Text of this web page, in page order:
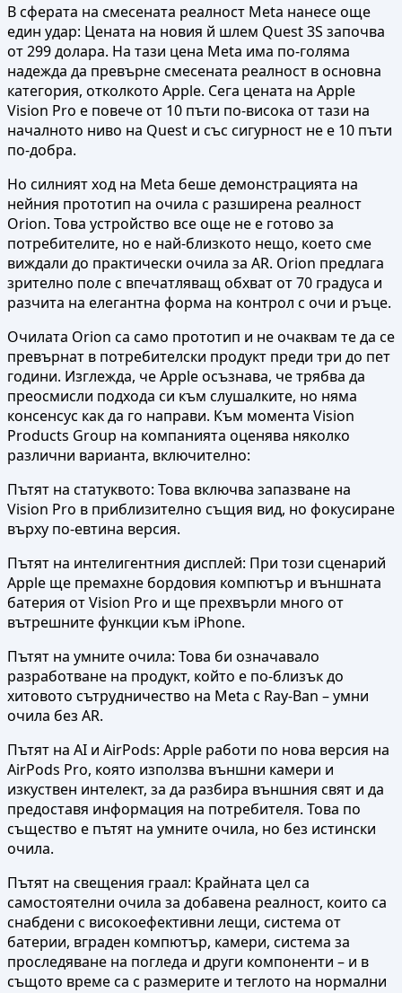
В сферата на смесената реалност Meta нанесе още
един удар: Цената на новия й шлем Quest 3S започва
от 299 долара. На тази цена Meta има по-голяма
надежда да превърне смесената реалност в основна
категория, отколкото Apple. Сега цената на Apple
Vision Pro е повече от 10 пъти по-висока от тази на
началното ниво на Quest и със сигурност не е 10 пъти
по-добра.
Но силният ход на Meta беше демонстрацията на
нейния прототип на очила с разширена реалност
Orion. Това устройство все още не е готово за
потребителите, но е най-близкото нещо, което сме
виждали до практически очила за AR. Orion предлага
зрително поле с впечатляващ обхват от 70 градуса и
разчита на елегантна форма на контрол с очи и ръце.
Очилата Orion са само прототип и не очаквам те да се
превърнат в потребителски продукт преди три до пет
години. Изглежда, че Apple осъзнава, че трябва да
преосмисли подхода си към слушалките, но няма
консенсус как да го направи. Към момента Vision
Products Group на компанията оценява няколко
различни варианта, включително:
Пътят на статуквото: Това включва запазване на
Vision Pro в приблизително същия вид, но фокусиране
върху по-евтина версия.
Пътят на интелигентния дисплей: При този сценарий
Apple ще премахне бордовия компютър и външната
батерия от Vision Pro и ще прехвърли много от
вътрешните функции към iPhone.
Пътят на умните очила: Това би означавало
разработване на продукт, който е по-близък до
хитовото сътрудничество на Meta с Ray-Ban – умни
очила без AR.
Пътят на AI и AirPods: Apple работи по нова версия на
AirPods Pro, която използва външни камери и
изкуствен интелект, за да разбира външния свят и да
предоставя информация на потребителя. Това по
същество е пътят на умните очила, но без истински
очила.
Пътят на свещения граал: Крайната цел са
самостоятелни очила за добавена реалност, които са
снабдени с високоефективни лещи, система от
батерии, вграден компютър, камери, система за
проследяване на погледа и други компоненти – и в
същото време са с размерите и теглото на нормални